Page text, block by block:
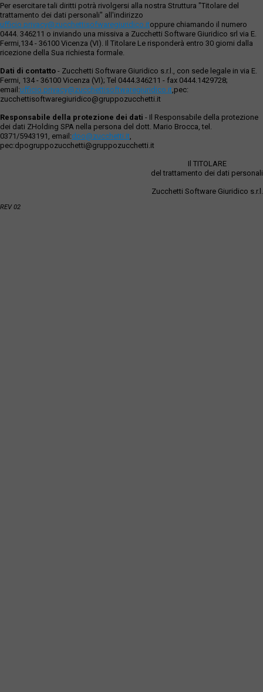
Per esercitare tali diritti potrà rivolgersi alla nostra Struttura "Titolare del
trattamento dei dati personali" all'indirizzo
ufficio.privacy@zucchettisofwaregiuridico.itoppure chiamando il numero
0444. 346211 o inviando una missiva a Zucchetti Software Giuridico srl via E.
Fermi,134 - 36100 Vicenza (VI). Il Titolare Le risponderà entro 30 giorni dalla
ricezione della Sua richiesta formale.
Dati di contatto - Zucchetti Software Giuridico s.r.l., con sede legale in via E.
Fermi, 134 - 36100 Vicenza (VI); Tel 0444.346211 - fax 0444.1429728;
email:ufficio.privacy@zucchettisoftwaregiuridico.it ,pec:
zucchettisoftwaregiuridico@gruppozucchetti.it
Responsabile della protezione dei dati - Il Responsabile della protezione
dei dati ZHolding SPA nella persona del dott. Mario Brocca, tel.
0371/5943191, email:dpo@zucchetti.it
pec:dpogruppozucchetti@gruppozucchetti.it
Il TITOLARE
del trattamento dei dati personali
Zucchetti Software Giuridico s.r.l.
REV 02